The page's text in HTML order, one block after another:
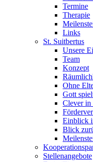
Termine
Therapie
Links
St. Suitbertus
Unsere
Team
Konzept
Ohne
Gott
Clever in
Einblick
Blick
Stellenangebote